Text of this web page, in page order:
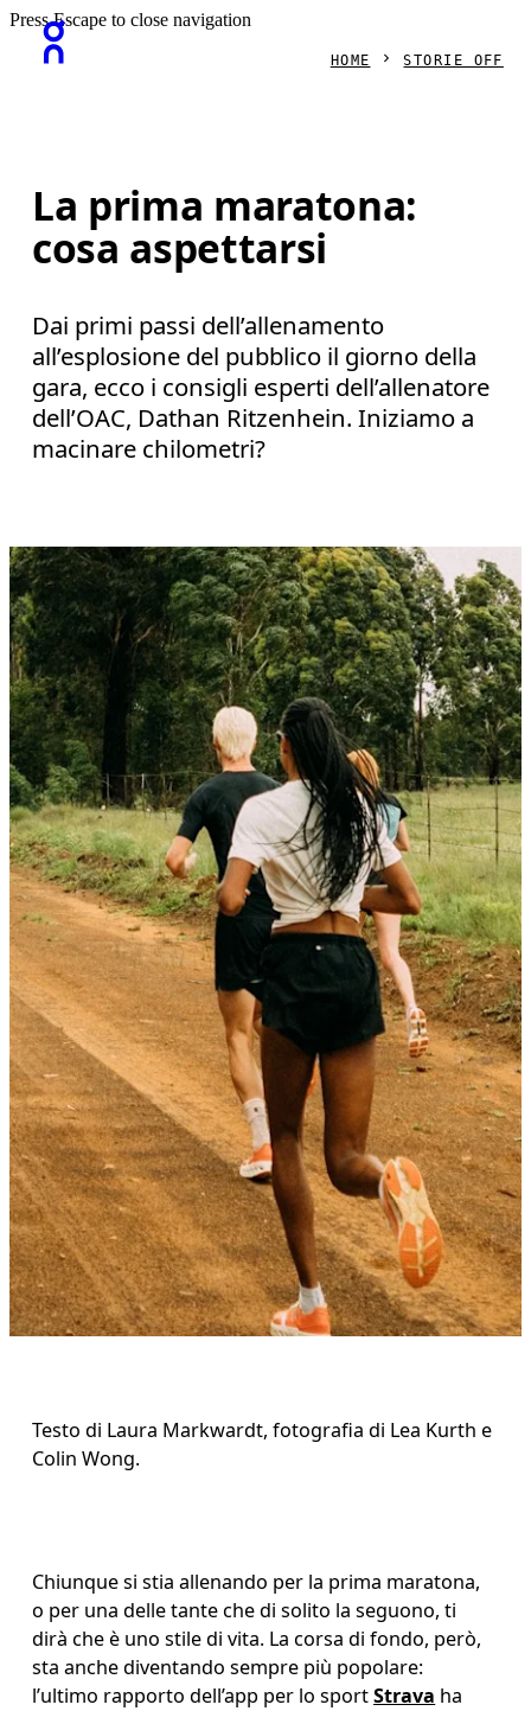
Press Escape to close navigation
HOME STORIE OFF
La prima maratona:
cosa aspettarsi
Dai primi passi dell’allenamento
all’esplosione del pubblico il giorno della
gara, ecco i consigli esperti dell’allenatore
dell’OAC, Dathan Ritzenhein. Iniziamo a
macinare chilometri?
Testo di Laura Markwardt, fotografia di Lea Kurth e
Colin Wong.
Chiunque si stia allenando per la prima maratona,
o per una delle tante che di solito la seguono, ti
dirà che è uno stile di vita. La corsa di fondo, però,
sta anche diventando sempre più popolare:
l’ultimo rapporto dell’app per lo sport Strava ha